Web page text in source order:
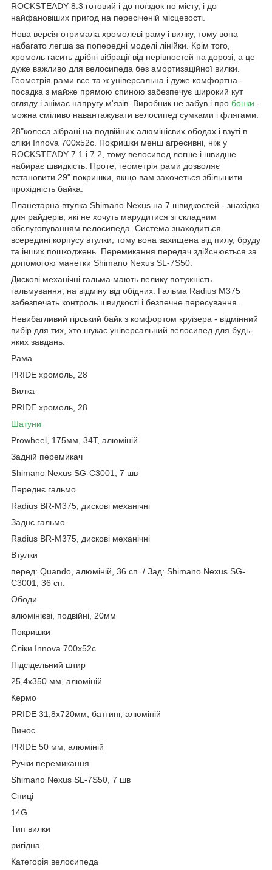
ROCKSTEADY 8.3 готовий і до поїздок по місту, і до
найфановіших пригод на пересіченій місцевості.
Нова версія отримала хромолеві раму і вилку, тому вона
набагато легша за попередні моделі лінійки. Крім того,
хромоль гасить дрібні вібрації від нерівностей на дорозі, а це
дуже важливо для велосипеда без амортизаційної вилки.
Геометрія рами все та ж універсальна і дуже комфортна -
посадка з майже прямою спиною забезпечує широкий кут
огляду і знімає напругу м'язів. Виробник не забув і про бонки -
можна сміливо навантажувати велосипед сумками і флягами.
28"колеса зібрані на подвійних алюмінієвих ободах і взуті в
сліки Innova 700x52c. Покришки менш агресивні, ніж у
ROCKSTEADY 7.1 і 7.2, тому велосипед легше і швидше
набирає швидкість. Проте, геометрія рами дозволяє
встановити 29" покришки, якщо вам захочеться збільшити
прохідність байка.
Планетарна втулка Shimano Nexus на 7 швидкостей - знахідка
для райдерів, які не хочуть марудитися зі складним
обслуговуванням велосипеда. Система знаходиться
всередині корпусу втулки, тому вона захищена від пилу, бруду
та інших пошкоджень. Перемикання передач здійснюється за
допомогою манетки Shimano Nexus SL-7S50.
Дискові механічні гальма мають велику потужність
гальмування, на відміну від обідних. Гальма Radius М375
забезпечать контроль швидкості і безпечне пересування.
Невибагливий гірський байк з комфортом круізера - відмінний
вибір для тих, хто шукає універсальний велосипед для будь-
яких завдань.
Рама
PRIDE хромоль, 28
Вилка
PRIDE хромоль, 28
Шатуни
Prowheel, 175мм, 34Т, алюміній
Задній перемикач
Shimano Nexus SG-C3001, 7 шв
Переднє гальмо
Radius BR-M375, дискові механічні
Заднє гальмо
Radius BR-M375, дискові механічні
Втулки
перед: Quando, алюміній, 36 сп. / Зад: Shimano Nexus SG-
C3001, 36 сп.
Ободи
алюмінієві, подвійні, 20мм
Покришки
Сліки Innova 700x52c
Підсідельний штир
25,4x350 мм, алюміній
Кермо
PRIDE 31,8х720мм, баттинг, алюміній
Винос
PRIDE 50 мм, алюміній
Ручки перемикання
Shimano Nexus SL-7S50, 7 шв
Спиці
14G
Тип вилки
ригідна
Категорія велосипеда